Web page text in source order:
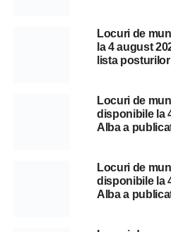
Locuri de
la 4 august
lista
Locuri de
disponibile la
Alba a
Locuri de
disponibile la
Alba a